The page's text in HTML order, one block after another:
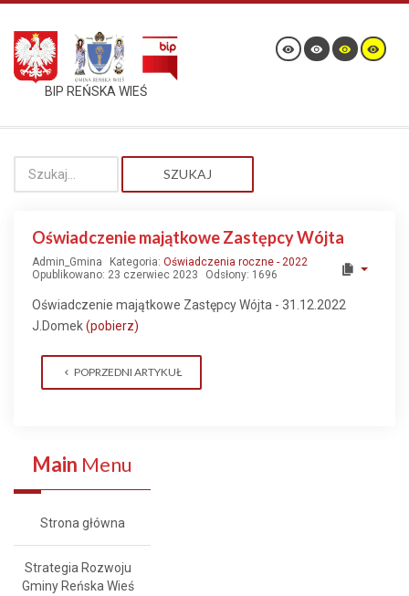
BIP REŃSKA WIEŚ
SZUKAJ
Oświadczenie majątkowe Zastępcy Wójta
Admin_Gmina Kategoria: Oświadczenia roczne - 2022
Opublikowano: 23 czerwiec 2023
Odsłony: 1696
Oświadczenie majątkowe Zastępcy Wójta - 31.12.2022
J.Domek(pobierz)
POPRZEDNI ARTYKUŁ
Main Menu
Strona główna
Strategia Rozwoju
Gminy Reńska Wieś